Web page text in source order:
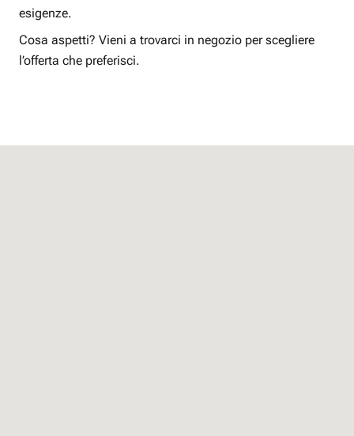
esigenze.
Cosa aspetti? Vieni a trovarci in negozio per scegliere
l’offerta che preferisci.